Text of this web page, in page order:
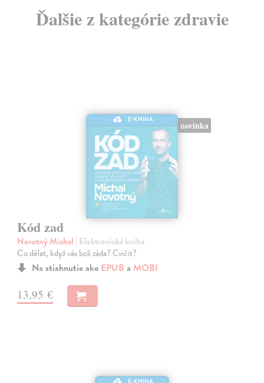
Ďalšie z kategórie zdravie
E-KNIHA
novinka
Kód zad
Novotný Michal | Elektronická kniha
Co dělat, když vás bolí záda? Cvičit?
Na stiahnutie ako EPUB a MOBI
13,95 €
E-KNIHA